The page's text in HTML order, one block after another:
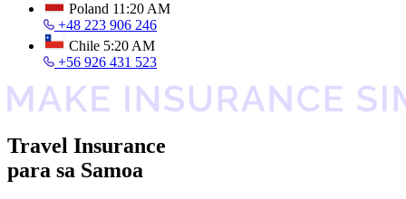
Poland 11:20 AM
+48 223 906 246
Chile 5:20 AM
+56 926 431 523
Travel Insurance
para sa Samoa